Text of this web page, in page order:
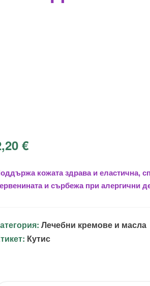
€
кожата здрава и еластична,
и сърбежа при алергични
Лечебни кремове и масла
Кутис